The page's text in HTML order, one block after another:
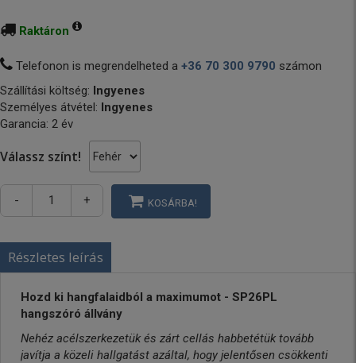
Raktáron
Telefonon is megrendelheted a +36 70 300 9790 számon
Szállítási költség: Ingyenes
Személyes átvétel: Ingyenes
Garancia: 2 év
Válassz színt!
- + KOSÁRBA!
Részletes leírás
Hozd ki hangfalaidból a maximumot - SP26PL
hangszóró állvány
Nehéz acélszerkezetük és zárt cellás habbetétük tovább
javítja a közeli hallgatást azáltal, hogy jelentősen csökkenti